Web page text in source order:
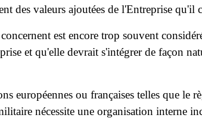
des valeurs ajoutées de l'Entreprise qu'il
est encore trop souvent
et qu'elle devrait s'intégrer de façon
européennes ou françaises telles que le
nécessite une organisation interne